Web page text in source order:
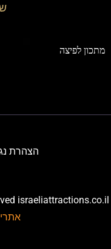
לפיצה
הצהרת
אתרים